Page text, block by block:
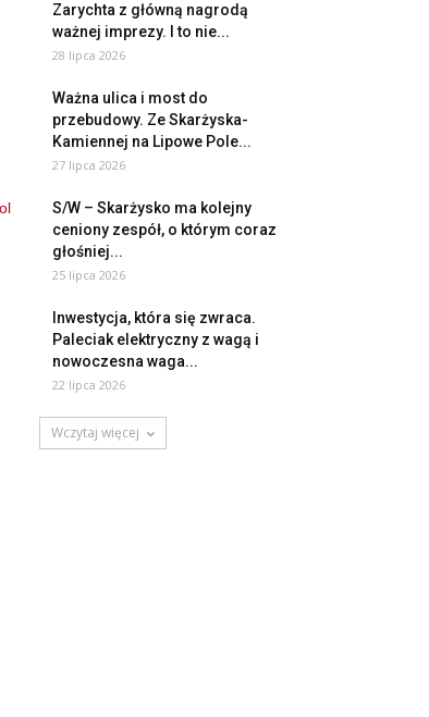
Zarychta z główną nagrodą
ważnej imprezy. I to nie...
28 lipca 2026
Ważna ulica i most do
przebudowy. Ze Skarżyska-
Kamiennej na Lipowe Pole...
27 lipca 2026
S/W – Skarżysko ma kolejny
ceniony zespół, o którym coraz
głośniej...
25 lipca 2026
Inwestycja, która się zwraca.
Paleciak elektryczny z wagą i
nowoczesna waga...
22 lipca 2026
Wczytaj więcej